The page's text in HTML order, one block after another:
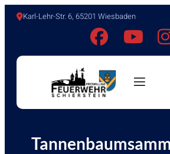
Karl-Lehr-Str. 6, 65201 Wiesbaden